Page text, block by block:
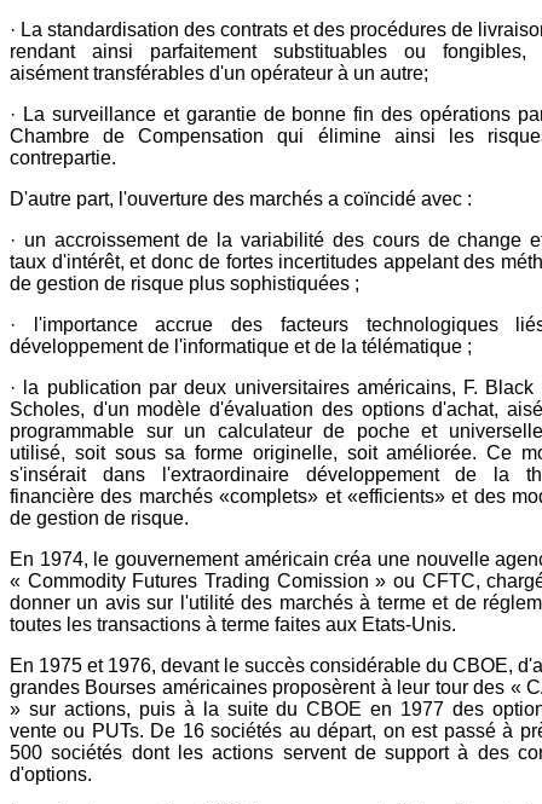
· La standardisation des contrats et des procédures de
rendant ainsi parfaitement substituables ou fongibles,
aisément transférables d'un opérateur à un autre;
· La surveillance et garantie de bonne fin des opérations
Chambre de Compensation qui élimine ainsi les
contrepartie.
D'autre part, l'ouverture des marchés a coïncidé avec :
· un accroissement de la variabilité des cours de change
taux d'intérêt, et donc de fortes incertitudes appelant des
de gestion de risque plus sophistiquées ;
· l'importance accrue des facteurs technologiques
développement de l'informatique et de la télématique ;
· la publication par deux universitaires américains, F. Black
Scholes, d'un modèle d'évaluation des options d'achat,
programmable sur un calculateur de poche et
utilisé, soit sous sa forme originelle, soit améliorée. Ce
s'insérait dans l'extraordinaire développement de la
financière des marchés «complets» et «efficients» et des
de gestion de risque.
En 1974, le gouvernement américain créa une nouvelle
« Commodity Futures Trading Comission » ou CFTC,
donner un avis sur l'utilité des marchés à terme et de
toutes les transactions à terme faites aux Etats-Unis.
En 1975 et 1976, devant le succès considérable du CBOE,
grandes Bourses américaines proposèrent à leur tour des «
» sur actions, puis à la suite du CBOE en 1977 des
vente ou PUTs. De 16 sociétés au départ, on est passé à
500 sociétés dont les actions servent de support à des
d'options.